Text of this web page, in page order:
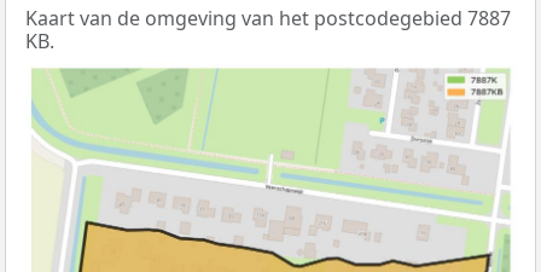
Kaart van de omgeving van het postcodegebied 7887
KB.